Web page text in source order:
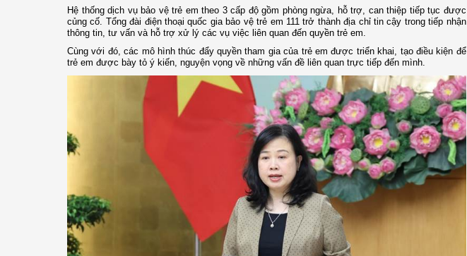
Hệ thống dịch vụ bảo vệ trẻ em theo 3 cấp độ gồm phòng ngừa, hỗ trợ, can thiệp tiếp tục được
củng cố. Tổng đài điện thoại quốc gia bảo vệ trẻ em 111 trở thành địa chỉ tin cậy trong tiếp nhận
thông tin, tư vấn và hỗ trợ xử lý các vụ việc liên quan đến quyền trẻ em.
Cùng với đó, các mô hình thúc đẩy quyền tham gia của trẻ em được triển khai, tạo điều kiện để
trẻ em được bày tỏ ý kiến, nguyện vọng về những vấn đề liên quan trực tiếp đến mình.